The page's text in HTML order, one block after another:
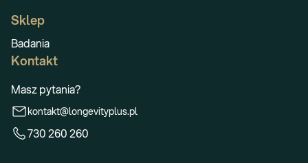
Sklep
Badania
Kontakt
Masz pytania?
kontakt@longevityplus.pl
730 260 260